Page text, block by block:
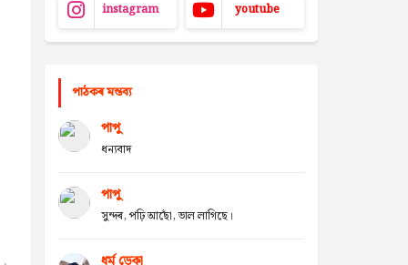
instagram youtube
পাঠকৰ মন্তব্য
পাপু
ধন্যবাদ
পাপু
সুন্দৰ, পঢ়ি আছোঁ, ভাল লাগিছে।